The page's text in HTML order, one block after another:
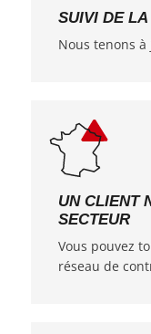
SUIVI DE
Nous tenons
UN CLIENT
SECTEUR
Vous pouvez
réseau de